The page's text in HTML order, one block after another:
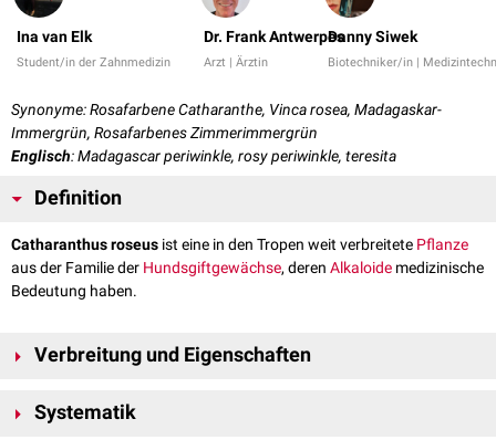
Ina van Elk
Student/in der Zahnmedizin
Dr. Frank Antwerpes
Arzt | Ärztin
Danny Siwek
Biotechniker/in |
Synonyme: Rosafarbene Catharanthe, Vinca rosea, Madagaskar-
Immergrün, Rosafarbenes Zimmerimmergrün
Englisch: Madagascar periwinkle, rosy periwinkle, teresita
Definition
Catharanthus roseus ist eine in den Tropen weit verbreitete Pflanze
aus der Familie der Hundsgiftgewächse, deren Alkaloide medizinische
Bedeutung haben.
Verbreitung und Eigenschaften
verbreitet, kommt aber ursprünglich aus Madagaskar. Es handelt sich
Systematik